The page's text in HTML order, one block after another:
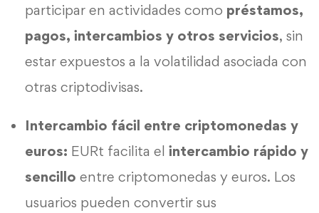
participar en actividades como préstamos,
pagos, intercambios y otros servicios, sin
estar expuestos a la volatilidad asociada con
otras criptodivisas.
Intercambio fácil entre criptomonedas y
euros: EURt facilita el intercambio rápido y
sencillo entre criptomonedas y euros. Los
usuarios pueden convertir sus